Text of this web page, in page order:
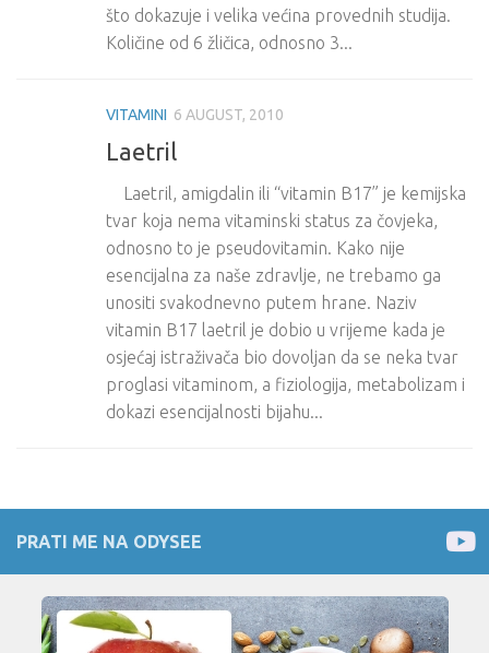
što dokazuje i velika većina provednih studija.
Količine od 6 žličica, odnosno 3...
VITAMINI 6 AUGUST, 2010
Laetril
Laetril, amigdalin ili “vitamin B17” je kemijska
tvar koja nema vitaminski status za čovjeka,
odnosno to je pseudovitamin. Kako nije
esencijalna za naše zdravlje, ne trebamo ga
unositi svakodnevno putem hrane. Naziv
vitamin B17 laetril je dobio u vrijeme kada je
osjećaj istraživača bio dovoljan da se neka tvar
proglasi vitaminom, a fiziologija, metabolizam i
dokazi esencijalnosti bijahu...
PRATI ME NA ODYSEE